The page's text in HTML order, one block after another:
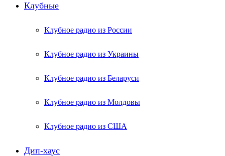
Клубные
Клубное радио из России
Клубное радио из Украины
Клубное радио из Беларуси
Клубное радио из Молдовы
Клубное радио из США
Дип-хаус